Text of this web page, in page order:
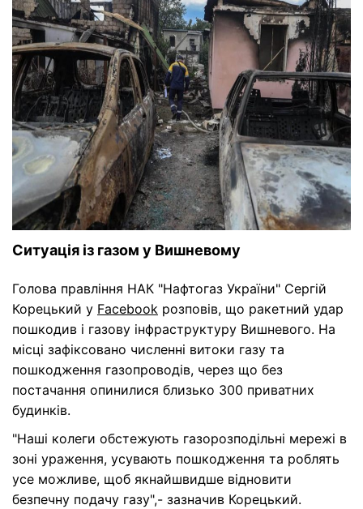
Ситуація із газом у Вишневому
Голова правління НАК "Нафтогаз України" Сергій
Корецький у Facebook розповів, що ракетний удар
пошкодив і газову інфраструктуру Вишневого. На
місці зафіксовано численні витоки газу та
пошкодження газопроводів, через що без
постачання опинилися близько 300 приватних
будинків.
"Наші колеги обстежують газорозподільні мережі в
зоні ураження, усувають пошкодження та роблять
усе можливе, щоб якнайшвидше відновити
безпечну подачу газу",- зазначив Корецький.